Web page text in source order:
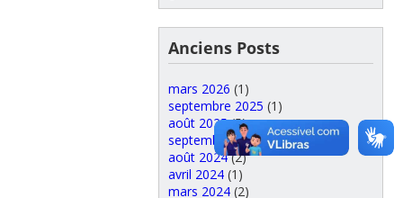
Anciens Posts
mars 2026 (1)
septembre 2025 (1)
août 2025(5)
septembre 2024 (3)
août 2024(2)
avril 2024(1)
mars 2024(2)